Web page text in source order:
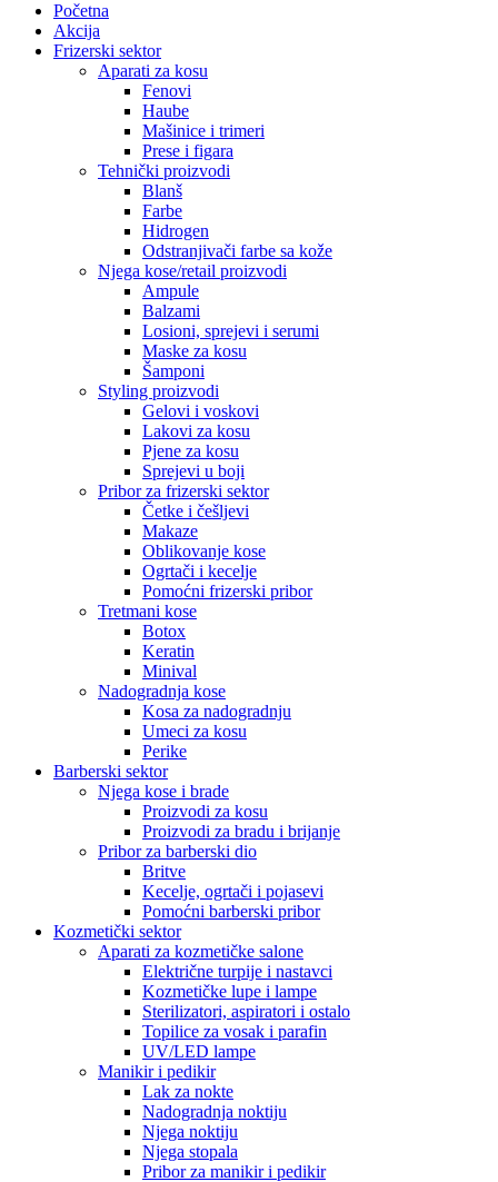
Početna
Akcija
Frizerski sektor
Aparati za kosu
Fenovi
Haube
Mašinice i trimeri
Prese i figara
Tehnički proizvodi
Blanš
Farbe
Hidrogen
Odstranjivači farbe sa kože
Njega kose/retail proizvodi
Ampule
Balzami
Losioni, sprejevi i serumi
Maske za kosu
Šamponi
Styling proizvodi
Gelovi i voskovi
Lakovi za kosu
Pjene za kosu
Sprejevi u boji
Pribor za frizerski sektor
Četke i češljevi
Makaze
Oblikovanje kose
Ogrtači i kecelje
Pomoćni frizerski pribor
Tretmani kose
Botox
Keratin
Minival
Nadogradnja kose
Kosa za nadogradnju
Umeci za kosu
Perike
Barberski sektor
Njega kose i brade
Proizvodi za kosu
Proizvodi za bradu i brijanje
Pribor za barberski dio
Britve
Kecelje, ogrtači i pojasevi
Pomoćni barberski pribor
Kozmetički sektor
Aparati za kozmetičke salone
Električne turpije i nastavci
Kozmetičke lupe i lampe
Sterilizatori, aspiratori i ostalo
Topilice za vosak i parafin
UV/LED lampe
Manikir i pedikir
Lak za nokte
Nadogradnja noktiju
Njega noktiju
Njega stopala
Pribor za manikir i pedikir